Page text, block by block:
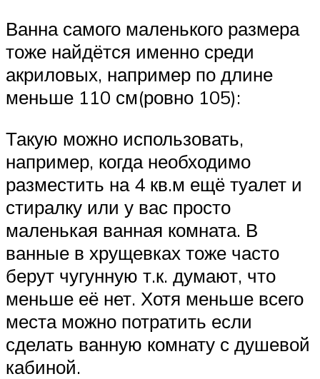
Ванна самого маленького размера
тоже найдётся именно среди
акриловых, например по длине
меньше 110 см(ровно 105):
Такую можно использовать,
например, когда необходимо
разместить на 4 кв.м ещё туалет и
стиралку или у вас просто
маленькая ванная комната. В
ванные в хрущевках тоже часто
берут чугунную т.к. думают, что
меньше её нет. Хотя меньше всего
места можно потратить если
сделать ванную комнату с душевой
кабиной.